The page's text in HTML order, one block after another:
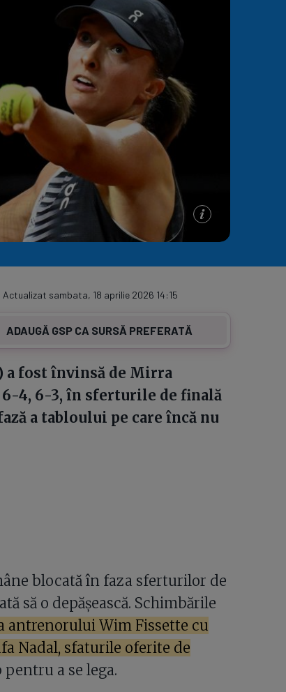
sambata, 18 aprilie 2026 14:15
ADAUGĂ GSP CA SURSĂ PREFERATĂ
a fost învinsă de Mirra
6-4, 6-3, în sferturile de finală
a tabloului pe care încă nu
blocată în faza sferturilor de
să o depășească. Schimbările
antrenorului Wim Fissette cu
Nadal, sfaturile oferite de
a se lega.